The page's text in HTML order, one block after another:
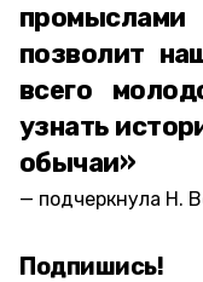
позволит
всего
узнать
обычаи»
подчеркнула Н.
Подпишись!